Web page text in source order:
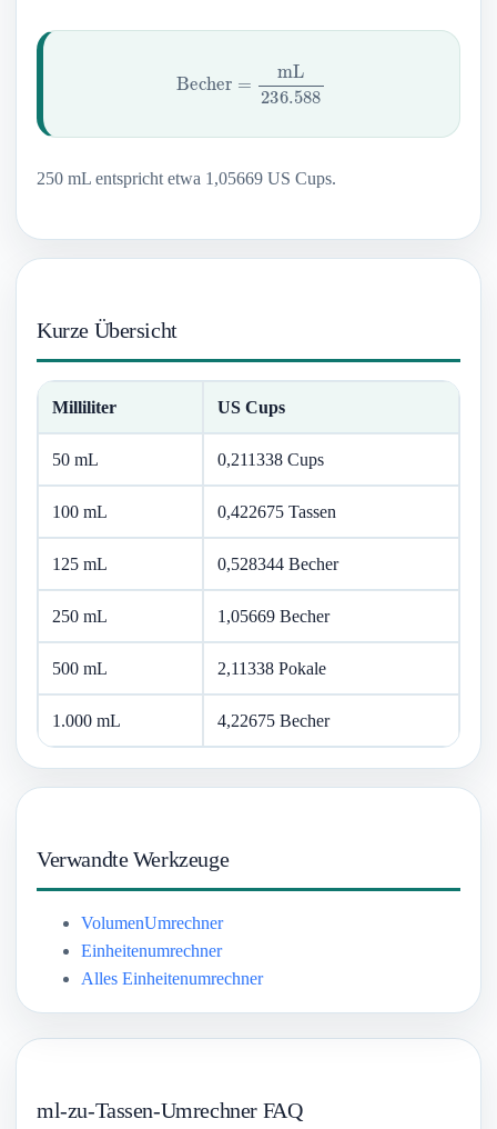
236.588
250 mL entspricht etwa 1,05669 US Cups.
Kurze Übersicht
Milliliter US Cups
50 mL 0,211338 Cups
100 mL 0,422675 Tassen
125 mL 0,528344 Becher
250 mL 1,05669 Becher
500 mL 2,11338 Pokale
1.000 mL 4,22675 Becher
Verwandte Werkzeuge
VolumenUmrechner
Einheitenumrechner
Alles Einheitenumrechner
ml-zu-Tassen-Umrechner FAQ